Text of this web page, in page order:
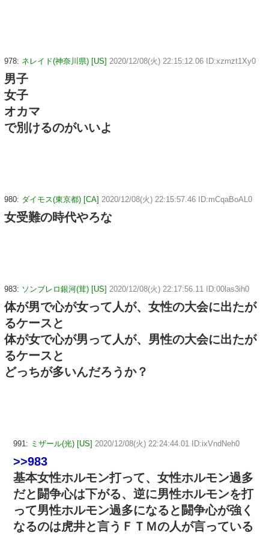
978: ネレイド(神奈川県) [US] 2020/12/08(火) 22:15:12.06 ID:xzmzt1Xy0
男子
女子
オカマ
で別けるのがいいよ
980: ダイモス(東京都) [CA] 2020/12/08(火) 22:15:57.46 ID:mCqaBoAL0
女受難の時代やろな
983: ソンブレロ銀河(茸) [US] 2020/12/08(火) 22:17:56.11 ID:00las3ih0
体が男で心が女って人が、女性の大会に出たが
るケースと
体が女で心が男って人が、男性の大会に出たが
るケースと
どっちが多いんだろうか？
991: ミザール(光) [US] 2020/12/08(火) 22:24:44.01 ID:ixVndNeh0
>>983
基本女性ホルモン打って、女性ホルモン過多
だと闘争心は下がる、逆に男性ホルモンを打
って男性ホルモン過多になると闘争心が強く
なるのは虎井と言うＦＴＭの人が言っている